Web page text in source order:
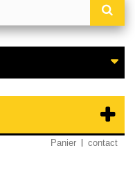
Panier contact